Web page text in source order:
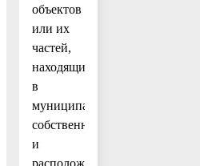
объектов
или их
частей,
находящихся
в
муниципальной
собственности
и
расположенных